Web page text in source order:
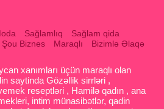
Sağlamlıq
Sağlam qida
Şou Biznes Maraqlı Bizimlə Əlaqə
xanımları üçün maraqlı olan
saytinda Gözəllik sirrləri ,
reseptləri , Hamilə qadın , ana
intim münasibətlər, qadin